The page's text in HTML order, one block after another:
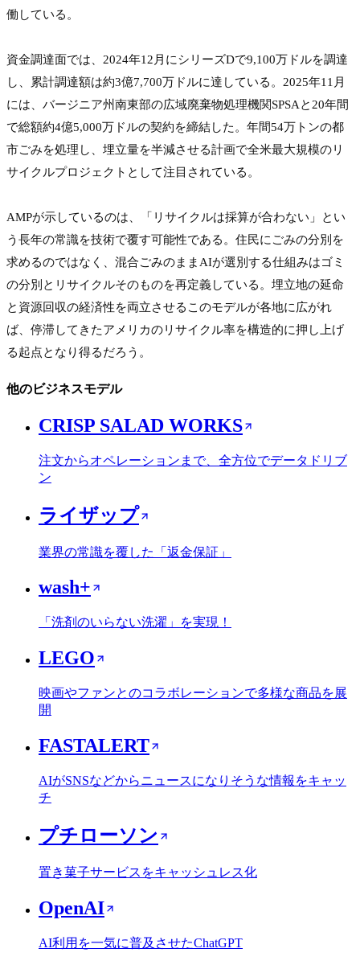
働している。
資金調達面では、2024年12月にシリーズDで9,100万ドルを調達
し、累計調達額は約3億7,700万ドルに達している。2025年11月
には、バージニア州南東部の広域廃棄物処理機関SPSAと20年間
で総額約4億5,000万ドルの契約を締結した。年間54万トンの都
市ごみを処理し、埋立量を半減させる計画で全米最大規模のリ
サイクルプロジェクトとして注目されている。
AMPが示しているのは、「リサイクルは採算が合わない」とい
う長年の常識を技術で覆す可能性である。住民にごみの分別を
求めるのではなく、混合ごみのままAIが選別する仕組みはゴミ
の分別とリサイクルそのものを再定義している。埋立地の延命
と資源回収の経済性を両立させるこのモデルが各地に広がれ
ば、停滞してきたアメリカのリサイクル率を構造的に押し上げ
る起点となり得るだろう。
他のビジネスモデル
CRISP SALAD WORKS
注文からオペレーションまで、全方位でデータドリブ
ン
ライザップ
業界の常識を覆した「返金保証」
wash+
「洗剤のいらない洗濯」を実現！
LEGO
映画やファンとのコラボレーションで多様な商品を展
開
FASTALERT
AIがSNSなどからニュースになりそうな情報をキャッ
チ
プチローソン
置き菓子サービスをキャッシュレス化
OpenAI
AI利用を一気に普及させたChatGPT